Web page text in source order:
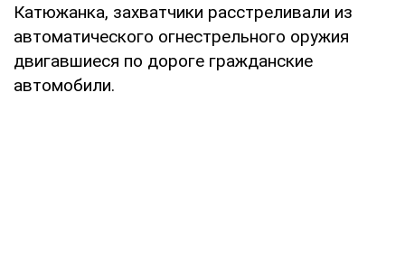
Катюжанка, захватчики расстреливали из
автоматического огнестрельного оружия
двигавшиеся по дороге гражданские
автомобили.